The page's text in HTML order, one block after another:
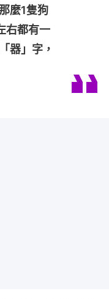
麼1隻狗
右都有一
器」字，